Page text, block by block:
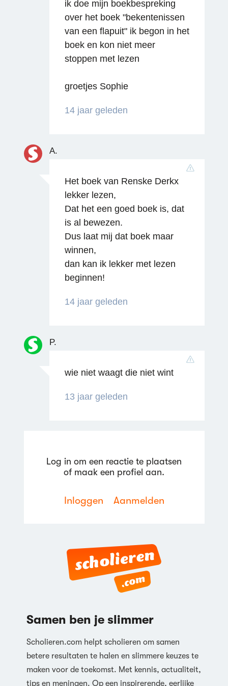
ik doe mijn boekbespreking
over het boek "bekentenissen
van een flapuit" ik begon in het
boek en kon niet meer
stoppen met lezen
groetjes Sophie
14 jaar geleden
Reageren
A.
Het boek van Renske Derkx
lekker lezen,
Dat het een goed boek is, dat
is al bewezen.
Dus laat mij dat boek maar
winnen,
dan kan ik lekker met lezen
beginnen!
14 jaar geleden
Reageren
P.
wie niet waagt die niet wint
13 jaar geleden
Reageren
Log in om een reactie te plaatsen
of maak een profiel aan.
Inloggen Aanmelden
Samen ben je slimmer
Scholieren.com helpt scholieren om samen
betere resultaten te halen en slimmere keuzes te
maken voor de toekomst. Met kennis, actualiteit,
tips en meningen. Op een inspirerende, eerlijke